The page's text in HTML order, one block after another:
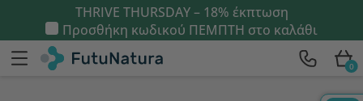
THRIVE THURSDAY – 18% έκπτωση
Προσθήκη κωδικού ΠΕΜΠΤΗ στο καλάθι
0